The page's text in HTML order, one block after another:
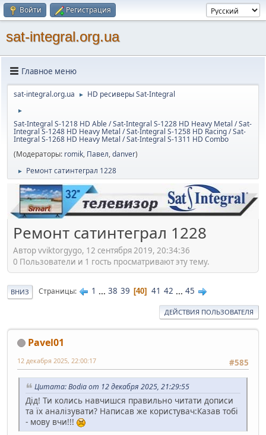
Войти Регистрация
sat-integral.org.ua
Главное меню
sat-integral.org.ua ► HD ресиверы Sat-Integral
►
Sat-Integral S-1218 HD Able / Sat-Integral S-1228 HD Heavy Metal / Sat-
Integral S-1248 HD Heavy Metal / Sat-Integral S-1258 HD Racing / Sat-
Integral S-1268 HD Heavy Metal / Sat-Integral S-1311 HD Combo
(Модераторы: romik, Павел,danver)
► Ремонт сатинтеграл 1228
Ремонт сатинтеграл 1228
Автор vviktorgygo, 12 сентября 2019, 20:34:36
0 Пользователи и 1 гость просматривают эту тему.
ВНИЗ Страницы 1 ... 38 39 40 41 42 ... 45
ДЕЙСТВИЯ ПОЛЬЗОВАТЕЛЯ
Pavel01
#585
12 декабря 2025, 22:00:17
Цитата: Bodia от 12 декабря 2025, 21:29:55
Дід! Ти колись навчишся правильно читати дописи
та їх аналізувати? Написав же користувач:Казав тобі
- мову вчи!!!